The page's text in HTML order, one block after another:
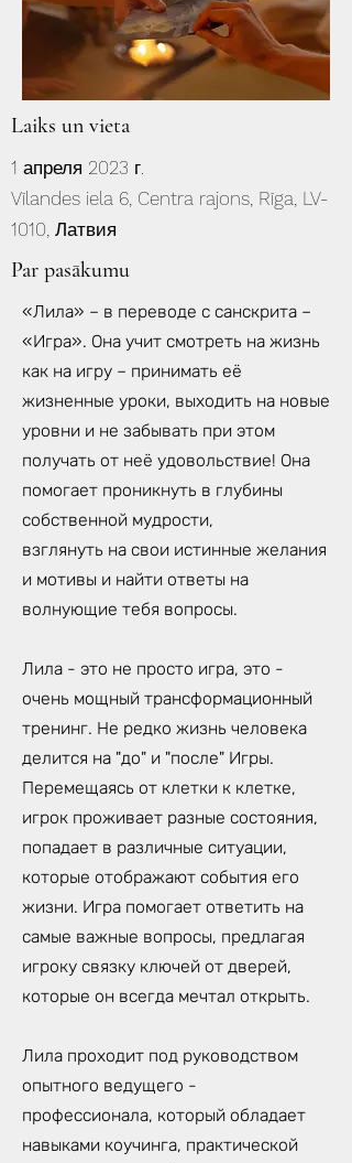
Laiks un vieta
1 апреля 2023 г.
Vīlandes iela 6, Centra rajons, Rīga, LV-
1010, Латвия
Par pasākumu
«Лила» – в переводе с санскрита –
«Игра». Она учит смотреть на жизнь
как на игру – принимать её
жизненные уроки, выходить на новые
уровни и не забывать при этом
получать от неё удовольствие! Она
помогает проникнуть в глубины
собственной мудрости,
взглянуть на свои истинные желания
и мотивы и найти ответы на
волнующие тебя вопросы.
Лила - это не просто игра, это -
очень мощный трансформационный
тренинг. Не редко жизнь человека
делится на "до" и "после" Игры.
Перемещаясь от клетки к клетке,
игрок проживает разные состояния,
попадает в различные ситуации,
которые отображают события его
жизни. Игра помогает ответить на
самые важные вопросы, предлагая
игроку связку ключей от дверей,
которые он всегда мечтал открыть.
Лила проходит под руководством
опытного ведущего -
профессионала, который обладает
навыками коучинга, практической